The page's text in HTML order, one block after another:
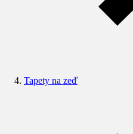
Tapety na zeď